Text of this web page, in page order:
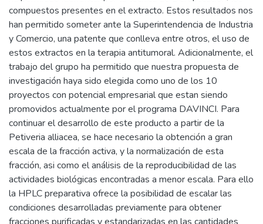
compuestos presentes en el extracto. Estos resultados nos
han permitido someter ante la Superintendencia de Industria
y Comercio, una patente que conlleva entre otros, el uso de
estos extractos en la terapia antitumoral. Adicionalmente, el
trabajo del grupo ha permitido que nuestra propuesta de
investigación haya sido elegida como uno de los 10
proyectos con potencial empresarial que estan siendo
promovidos actualmente por el programa DAVINCI. Para
continuar el desarrollo de este producto a partir de la
Petiveria alliacea, se hace necesario la obtención a gran
escala de la fracción activa, y la normalización de esta
fracción, asi como el análisis de la reproducibilidad de las
actividades biológicas encontradas a menor escala. Para ello
la HPLC preparativa ofrece la posibilidad de escalar las
condiciones desarrolladas previamente para obtener
fracciones purificadas y estandarizadas en las cantidades